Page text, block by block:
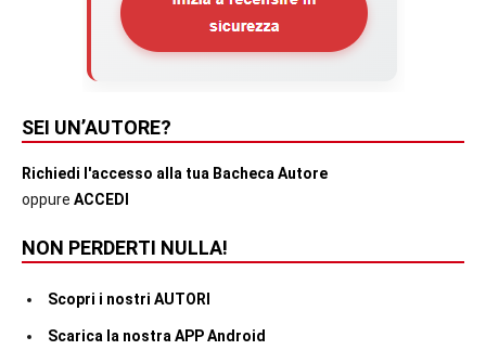
SEI UN’AUTORE?
Richiedi l'accesso alla tua Bacheca Autore
oppure ACCEDI
NON PERDERTI NULLA!
Scopri i nostri AUTORI
Scarica la nostra APP Android